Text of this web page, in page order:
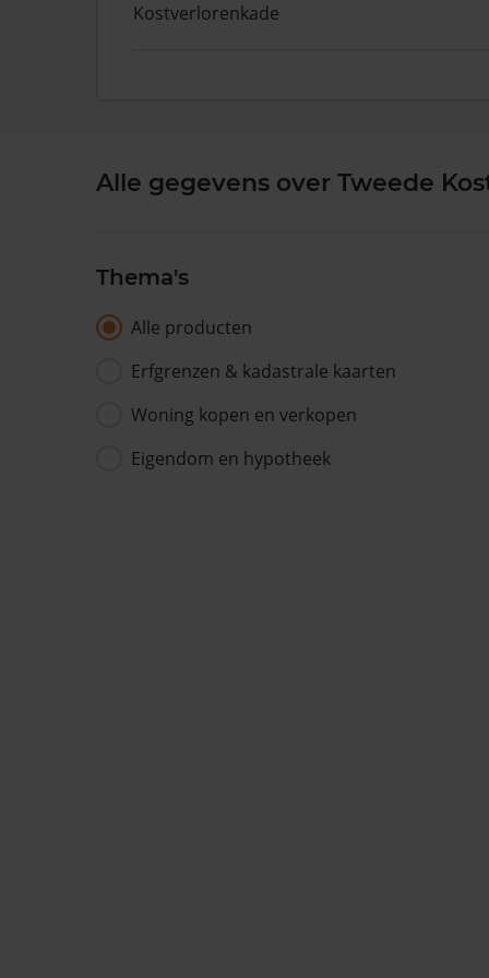
Kostverlorenkade
Alle gegevens over Tweede
Thema's
Alle producten
Erfgrenzen & kadastrale kaarten
Woning kopen en verkopen
Eigendom en hypotheek